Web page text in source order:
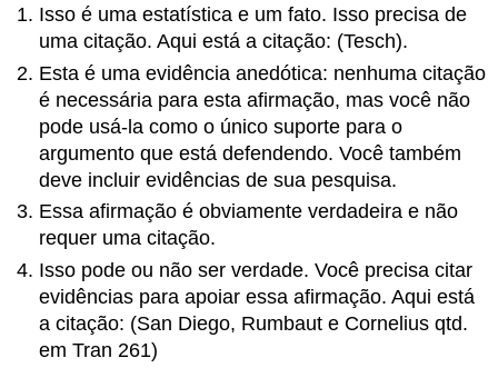
parafraseando
e
escrevendo
patches
4.10:
Kit
de
ferramentas
de
linguagem
Verifique
sua
compreensão
elipses
e
Isso é uma estatística e um fato. Isso precisa de
uma citação. Aqui está a citação: (Tesch).
Esta é uma evidência anedótica: nenhuma citação
é necessária para esta afirmação, mas você não
pode usá-la como o único suporte para o
argumento que está defendendo. Você também
deve incluir evidências de sua pesquisa.
Essa afirmação é obviamente verdadeira e não
requer uma citação.
Isso pode ou não ser verdade. Você precisa citar
evidências para apoiar essa afirmação. Aqui está
a citação: (San Diego, Rumbaut e Cornelius qtd.
em Tran 261)